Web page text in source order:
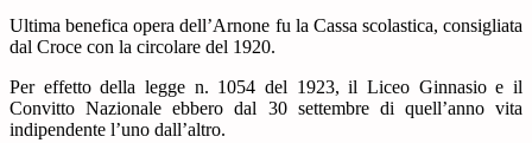
Ultima benefica opera dell’Arnone fu la Cassa scolastica, consigliata
dal Croce con la circolare del 1920.
Per effetto della legge n. 1054 del 1923, il Liceo Ginnasio e il
Convitto Nazionale ebbero dal 30 settembre di quell’anno vita
indipendente l’uno dall’altro.